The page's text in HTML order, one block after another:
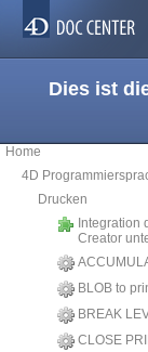
Dies ist
Home
4D
Drucken
Integration
Creator
BLOB to
BREAK
CLOSE